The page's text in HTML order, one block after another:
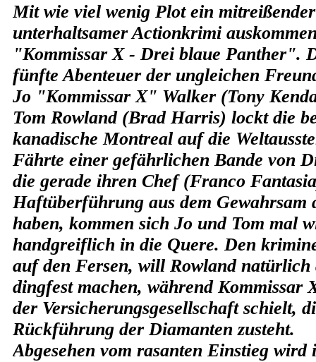
Mit wie viel wenig Plot ein
unterhaltsamer Actionkrimi
"Kommissar X - Drei blaue Panther".
fünfte Abenteuer der ungleichen
Jo "Kommissar X" Walker (Tony
Tom Rowland (Brad Harris) lockt die
kanadische Montreal auf die
Fährte einer gefährlichen Bande von
die gerade ihren Chef (Franco
Haftüberführung aus dem Gewahrsam
haben, kommen sich Jo und Tom mal
handgreiflich in die Quere. Den
auf den Fersen, will Rowland
dingfest machen, während Kommissar
der Versicherungsgesellschaft schielt,
Rückführung der Diamanten zusteht.
Abgesehen vom rasanten Einstieg